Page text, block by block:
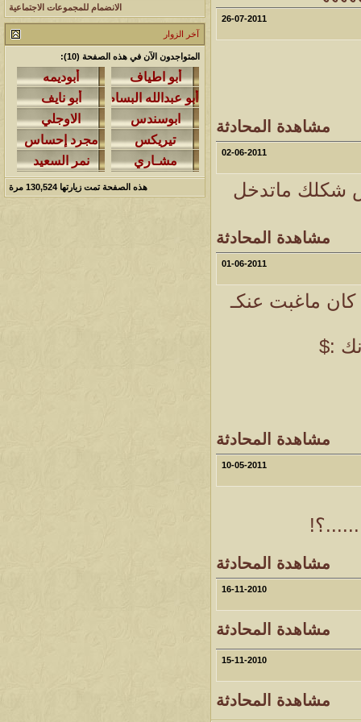
26-07-2011
مشاهدة المحادثة
02-06-2011
شكلك ماتدخل
مشاهدة المحادثة
01-06-2011
كان ماغبت عنكـ
:$
مشاهدة المحادثة
10-05-2011
مشاهدة المحادثة
16-11-2010
مشاهدة المحادثة
15-11-2010
مشاهدة المحادثة
الانضمام للمجموعات الاجتماعية
آخر الزوار
المتواجدون الآن في هذه الصفحة (10):
هذه الصفحة تمت زيارتها 130,524 مرة